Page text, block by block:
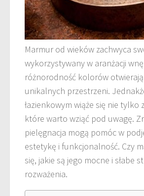
Marmur od wieków zachwyca
wykorzystywany w aranżacji
różnorodność kolorów
unikalnych przestrzeni.
łazienkowym wiąże się nie
które warto wziąć pod uwagę.
pielęgnacja mogą pomóc w
estetykę i funkcjonalność. Czy
się, jakie są jego mocne i słabe
rozważenia.